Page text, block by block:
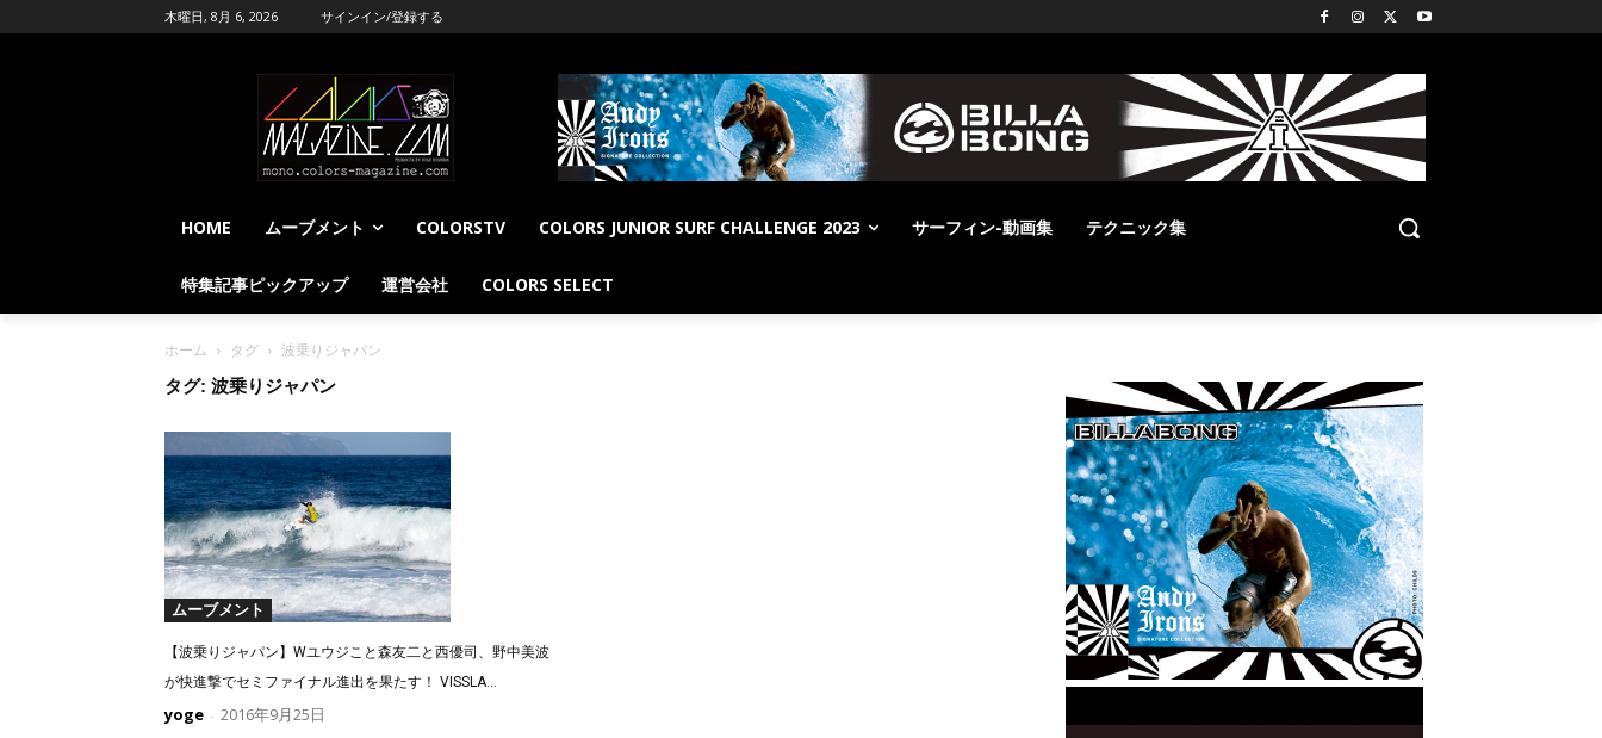
木曜日, 8月 6, 2026 サインイン/登録する
HOME ムーブメント COLORSTV COLORS JUNIOR SURF CHALLENGE 2023 サーフィン-動画集 テクニック集
特集記事ピックアップ 運営会社 COLORS SELECT
ホーム タグ
波乗りジャパン
タグ: 波乗りジャパン
ムーブメント
【波乗りジャパン】Wユウジこと森友二と西優司、野中美波
が快進撃でセミファイナル進出を果たす！ VISSLA...
yoge - 2016年9月25日